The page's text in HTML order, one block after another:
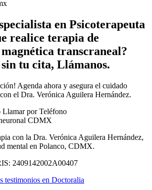
en Psicoterapeuta
realice terapia de
transcraneal?
sin tu cita, Llámanos.
Agenda ahora y asegura el cuidado
el Dra. Verónica Aguilera Hernández.
Llamar por Teléfono
con la Dra. Verónica Aguilera Hernández,
mental en Polanco, CDMX.
2409142002A00407
testimonios en Doctoralia